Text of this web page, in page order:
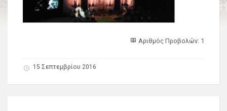
Αριθμός Προβολών: 1
15 Σεπτεμβρίου 2016